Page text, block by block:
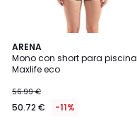
ARENA
Mono con short para piscina
Maxlife eco
56.99 €
50.72 € -11%
3,9
/ 5